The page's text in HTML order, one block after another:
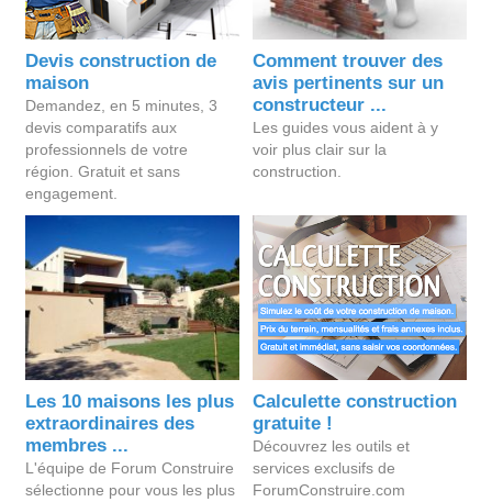
Devis construction de
maison
Demandez, en 5 minutes, 3
devis comparatifs aux
professionnels de votre
région. Gratuit et sans
engagement.
Comment trouver des
avis pertinents sur un
constructeur ...
Les guides vous aident à y
voir plus clair sur la
construction.
Les 10 maisons les plus
extraordinaires des
membres ...
L'équipe de Forum Construire
sélectionne pour vous les plus
Calculette construction
gratuite !
Découvrez les outils et
services exclusifs de
ForumConstruire.com